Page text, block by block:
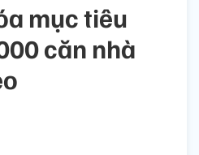
mục tiêu
căn nhà